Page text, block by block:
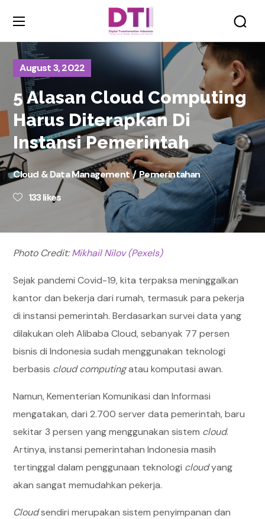
August 3, 2022
5 Alasan Cloud Computing
Harus Diterapkan Di
Instansi Pemerintah
Cloud & Data Management
Pemerintahan
133likes
Photo Credit:Mikhail Nilov (Pexels)
Sejak pandemi Covid-19, kita terpaksa meninggalkan
kantor dan bekerja dari rumah, termasuk para pekerja
di instansi pemerintah. Berdasarkan survei data yang
dilakukan oleh Alibaba Cloud, sebanyak 77 persen
bisnis di Indonesia sudah menggunakan teknologi
berbasis cloud computingatau komputasi awan.
Namun, Kementerian Komunikasi dan Informasi
mengatakan, dari 2.700 server data pemerintah, baru
sekitar 3 persen yang menggunakan sistem cloud.
Artinya, instansi pemerintahan Indonesia masih
tertinggal dalam penggunaan teknologi cloudyang
akan sangat memudahkan pekerja.
Cloudsendiri merupakan sistem penyimpanan dan